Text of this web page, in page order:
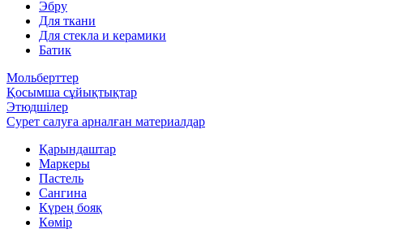
Эбру
Для ткани
Для стекла и керамики
Батик
Мольберттер
Қосымша сұйықтықтар
Этюдшілер
Сурет салуға арналған материалдар
Қарындаштар
Маркеры
Пастель
Сангина
Күрең бояқ
Көмір